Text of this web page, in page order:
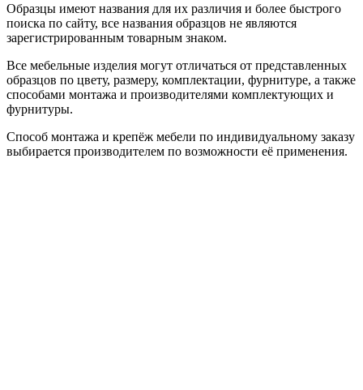
Образцы имеют названия для их различия и более быстрого
поиска по сайту, все названия образцов не являются
зарегистрированным товарным знаком.
Все мебельные изделия могут отличаться от представленных
образцов по цвету, размеру, комплектации, фурнитуре, а также
способами монтажа и производителями комплектующих и
фурнитуры.
Способ монтажа и крепёж мебели по индивидуальному заказу
выбирается производителем по возможности её применения.